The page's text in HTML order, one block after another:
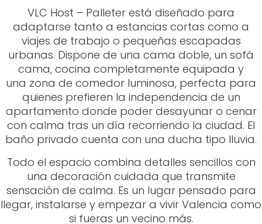
VLC Host – Palleter está diseñado para
adaptarse tanto a estancias cortas como a
viajes de trabajo o pequeñas escapadas
urbanas. Dispone de una cama doble, un sofá
cama, cocina completamente equipada y
una zona de comedor luminosa, perfecta para
quienes prefieren la independencia de un
apartamento donde poder desayunar o cenar
con calma tras un día recorriendo la ciudad. El
baño privado cuenta con una ducha tipo lluvia.
Todo el espacio combina detalles sencillos con
una decoración cuidada que transmite
sensación de calma. Es un lugar pensado para
llegar, instalarse y empezar a vivir Valencia como
si fueras un vecino más.